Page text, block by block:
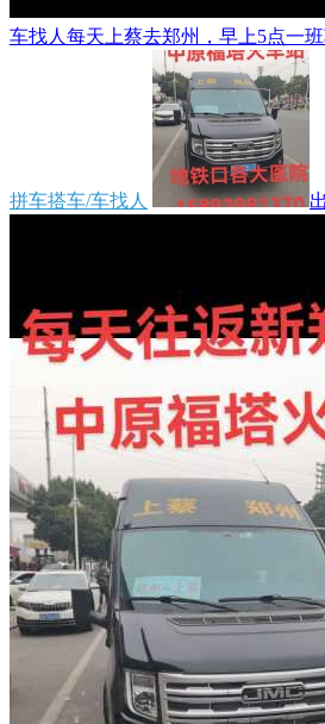
车找人每天上蔡去郑州，早上5点一
拼车搭车/车找人